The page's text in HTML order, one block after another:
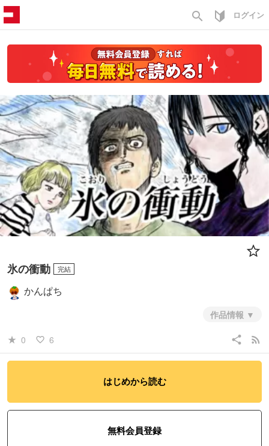
search ログイン
氷の衝動 完結
かんぱち
っと予想出来ない内容になってます。。。
作品情報
star_rate 0 favorite_border 6 share rss_feed
はじめから読む
無料会員登録